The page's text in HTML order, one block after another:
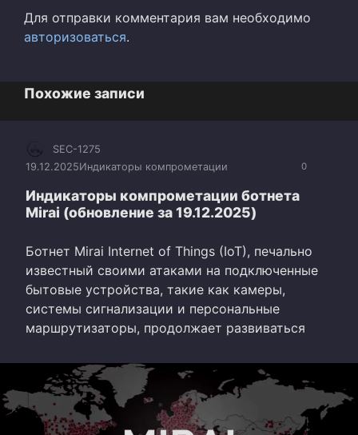
Для отправки комментария вам необходимо
авторизоваться.
Похожие записи
0
SEC-1275
19.12.2025Индикаторы компрометации
Индикаторы компрометации ботнета
Mirai (обновление за 19.12.2025)
Ботнет Mirai Internet of Things (IoT), печально
известный своими атаками на подключенные
бытовые устройства, такие как камеры,
системы сигнализации и персональные
маршрутизаторы, продолжает развиваться